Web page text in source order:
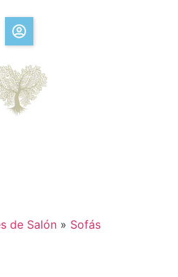
de Salón » Sofás